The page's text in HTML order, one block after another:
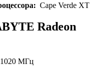
Cape Verde XT
Radeon
1020 МГц